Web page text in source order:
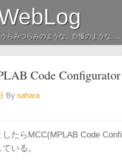
らみつらみのような、自慢のような…
Code
By sahara
たらMCC(MPLAB Code
いる。